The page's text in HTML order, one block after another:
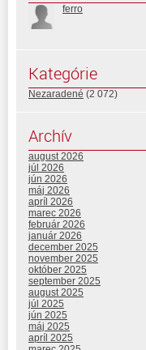
ferro
Kategórie
Nezaradené (2 072)
Archív
august 2026
júl 2026
jún 2026
máj 2026
apríl 2026
marec 2026
február 2026
január 2026
december 2025
november 2025
október 2025
september 2025
august 2025
júl 2025
jún 2025
máj 2025
apríl 2025